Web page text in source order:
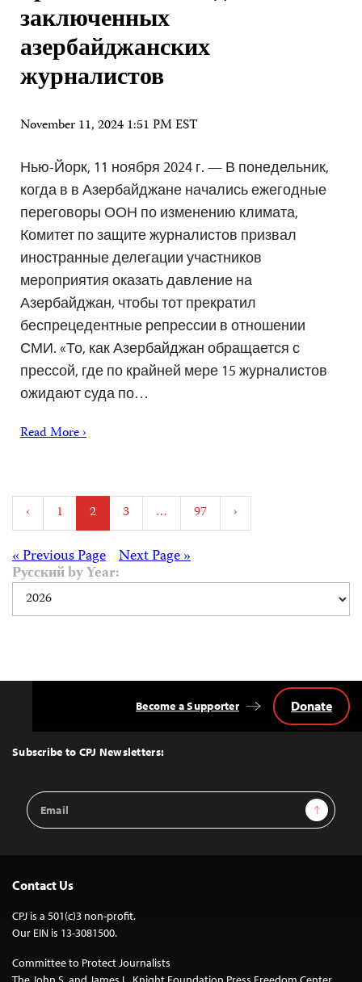
заключенных
азербайджанских
журналистов
November 11, 2024 1:51 PM EST
Нью-Йорк, 11 ноября 2024 г. — В понедельник,
когда в в Азербайджане начались ежегодные
переговоры ООН по изменению климата,
Комитет по защите журналистов призвал
иностранные делегации участников
мероприятия оказать давление на
Азербайджан, чтобы тот прекратил
беспрецедентные репрессии в отношении
СМИ. «То, как Азербайджан обращается с
прессой, где по крайней мере 15 журналистов
ожидают суда по…
Read More ›
Posts
pagination
‹ 1 2 3 … 97 ›
Posts
navigation
Next Page »
« Previous Page
Русский by Year:
Top
Subscribe to CPJ Newsletters:
Email
Address
Sign Up
Become a Supporter Donate
Contact Us
CPJ is a 501(c)3 non-profit.
Our EIN is 13-3081500.
Committee to Protect Journalists